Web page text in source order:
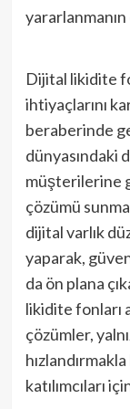
Dijital likidite
ihtiyaçlarını
beraberinde
dünyasındaki
müşterilerine
çözümü
dijital varlık
yaparak,
da ön plana
likidite fonları
çözümler,
katılımcıları